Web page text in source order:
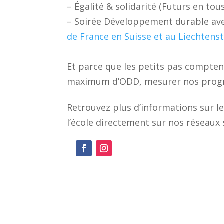
– Égalité & solidarité (Futurs en
– Soirée Développement durable
de France en Suisse et au
Et parce que les petits pas
maximum d’ODD, mesurer nos
Retrouvez plus d’informations sur
l’école directement sur nos réseaux